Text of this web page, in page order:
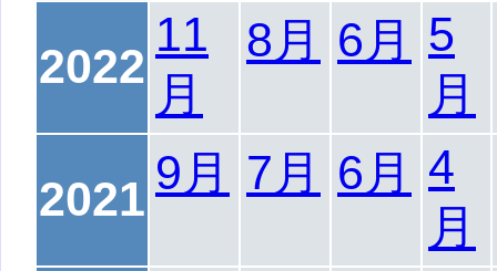
2022
11
月
8月 6月 5
月
2021 9月 7月 6月 4
月